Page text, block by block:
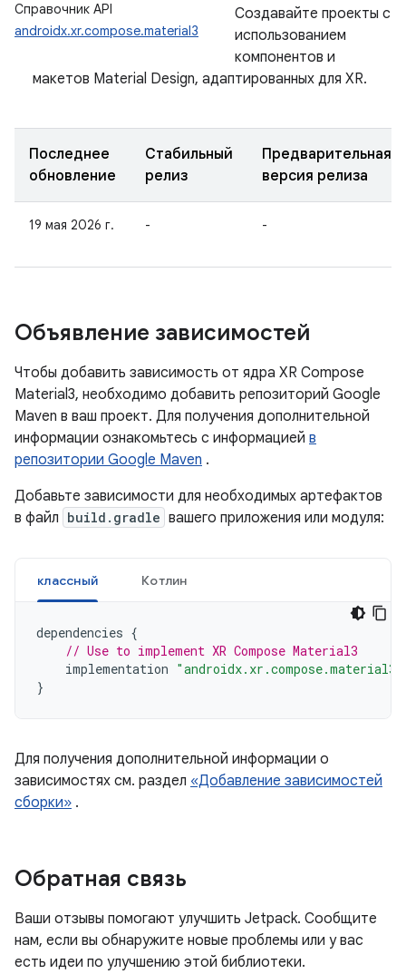
Справочник API
androidx.xr.compose.material3
Создавайте проекты с
использованием
компонентов и
макетов Material Design, адаптированных для XR.
Последнее
обновление
Стабильный
релиз
Предварительная
версия релиза
19 мая 2026 г. - -
Объявление зависимостей
Чтобы добавить зависимость от ядра XR Compose
Material3, необходимо добавить репозиторий Google
Maven в ваш проект. Для получения дополнительной
информации ознакомьтесь с информацией в
репозитории Google Maven .
Добавьте зависимости для необходимых артефактов
в файл build.gradle вашего приложения или модуля:
классный Котлин
dependencies {
// Use to implement XR Compose Material3
implementation
}
Для получения дополнительной информации о
зависимостях см. раздел «Добавление зависимостей
сборки» .
Обратная связь
Ваши отзывы помогают улучшить Jetpack. Сообщите
нам, если вы обнаружите новые проблемы или у вас
есть идеи по улучшению этой библиотеки.